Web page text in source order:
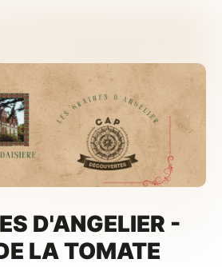
D'ANGELIER -
LA TOMATE